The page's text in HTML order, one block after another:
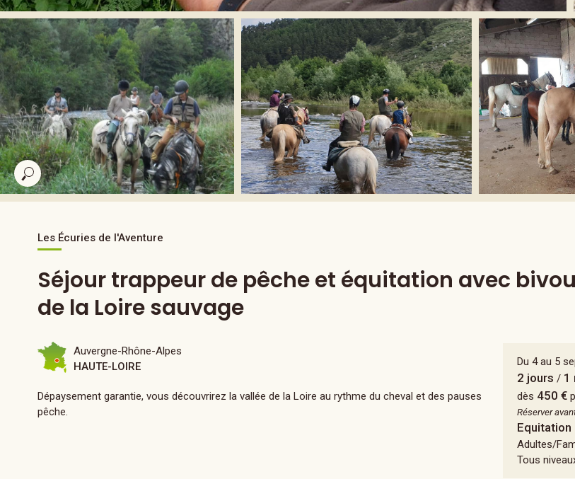
Les Écuries de l'Aventure
Séjour trappeur de pêche et équitation avec
de la Loire sauvage
Du 4 au 5
2 jours / 1
dès 450 €
Réserver
Equitation
Adultes/
Tous
Auvergne-Rhône-Alpes
HAUTE-LOIRE
Dépaysement garantie, vous découvrirez la vallée de la Loire au rythme du cheval et des pauses
pêche.